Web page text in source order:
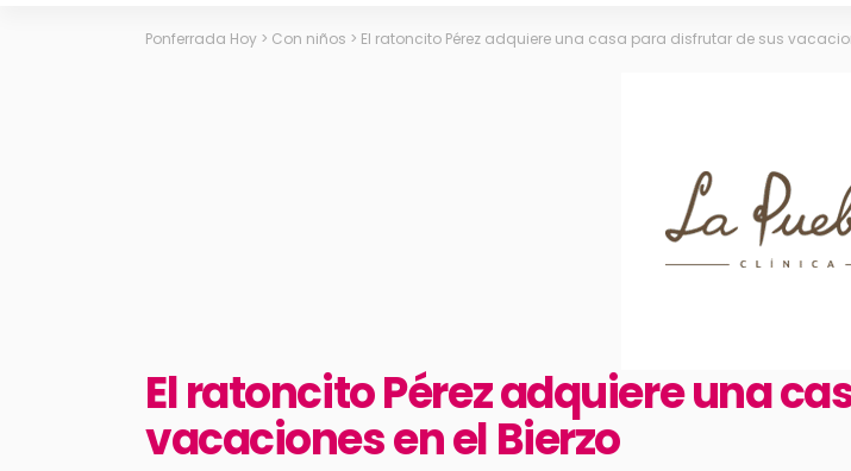
Ponferrada Hoy > Con niños > El ratoncito Pérez adquiere una casa para disfrutar de sus
El ratoncito Pérez adquiere una
vacaciones en el Bierzo